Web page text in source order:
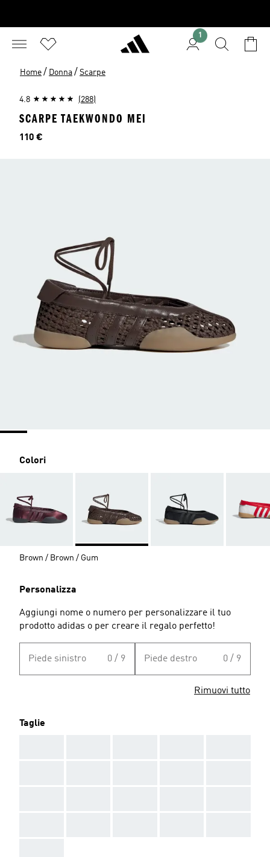
1
Home / Donna / Scarpe
4.8 (288)
SCARPE TAEKWONDO MEI
Prezzo
110 €
Colori
Brown / Brown / Gum
Personalizza
Aggiungi nome o numero per personalizzare il tuo
prodotto adidas o per creare il regalo perfetto!
Piede sinistro 0 / 9 Piede destro 0 / 9
Rimuovi tutto
Taglie